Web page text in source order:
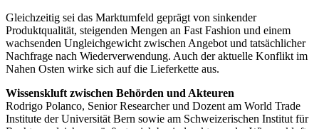
Gleichzeitig sei das Marktumfeld geprägt von sinkender
Produktqualität, steigenden Mengen an Fast Fashion und einem
wachsenden Ungleichgewicht zwischen Angebot und tatsächlicher
Nachfrage nach Wiederverwendung. Auch der aktuelle Konflikt im
Nahen Osten wirke sich auf die Lieferkette aus.
Wissenskluft zwischen Behörden und Akteuren
Rodrigo Polanco, Senior Researcher und Dozent am World Trade
Institute der Universität Bern sowie am Schweizerischen Institut für